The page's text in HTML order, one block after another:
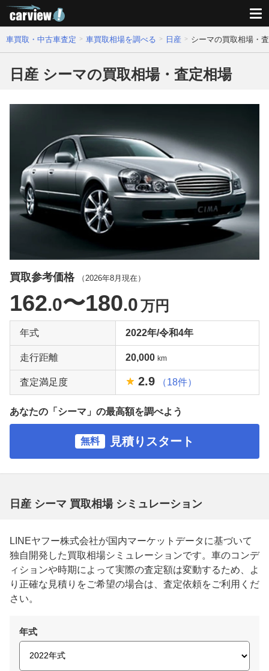
車買取・中古車査定 車買取相場を調べる 日産 シーマの買取相場・
日産 シーマの買取相場・査定相場
買取参考価格 （ 2026年8月 現在）
162.0〜180.0万円
年式 2022年/令和4年
走行距離 20,000 km
査定満足度 2.9 （18件）
あなたの「シーマ」の最高額を調べよう
無料 見積りスタート
日産 シーマ 買取相場 シミュレーション
LINEヤフー株式会社が国内マーケットデータに基づいて
独自開発した買取相場シミュレーションです。車のコンデ
ィションや時期によって実際の査定額は変動するため、よ
り正確な見積りをご希望の場合は、査定依頼をご利用くだ
さい。
年式